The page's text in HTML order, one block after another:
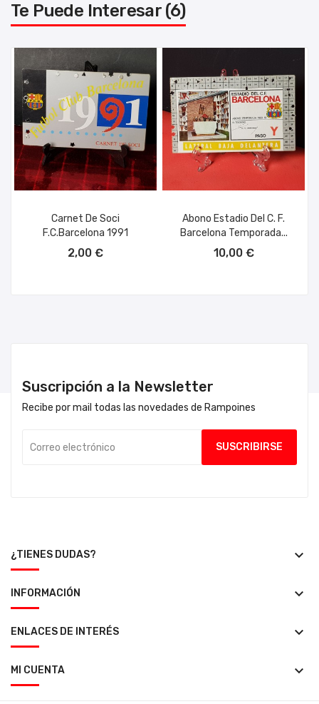
Te Puede Interesar (6)
Carnet De Soci
F.c.barcelona 1991
2,00 €
Abono Estadio Del C. F.
Barcelona Temporada...
10,00 €
Suscripción a la Newsletter
Recibe por mail todas las novedades de Rampoines
¿TIENES DUDAS? keyboard_arrow_down
INFORMACIÓN keyboard_arrow_down
ENLACES DE INTERÉS keyboard_arrow_down
MI CUENTA keyboard_arrow_down